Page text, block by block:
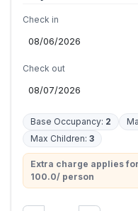
Check in
Check out
Base Occupancy: 2
Max Children: 3
Extra charge applies
100.0/ person